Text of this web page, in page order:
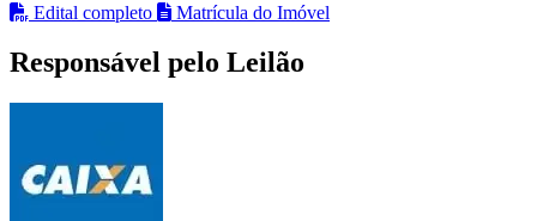
Edital completo Matrícula do Imóvel
Responsável pelo Leilão